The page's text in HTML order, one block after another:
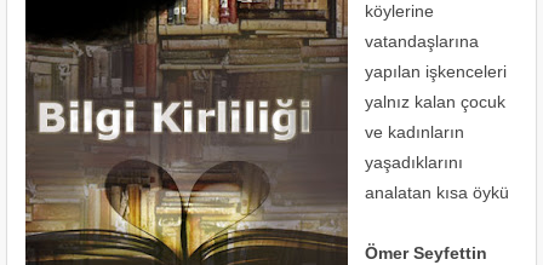
köylerine
vatandaşlarına
yapılan işkenceleri
yalnız kalan çocuk
ve kadınların
yaşadıklarını
analatan kısa öykü
Ömer Seyfettin